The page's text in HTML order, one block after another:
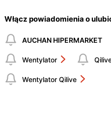
Włącz powiadomienia o
AUCHAN HIPERMARKET
Wentylator
Wentylator Qilive